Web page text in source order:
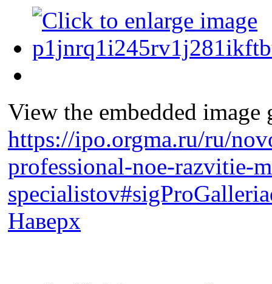
View the embedded
https://ipo.orgma.ru/ru/
professional-noe-razvitie-
Наверх